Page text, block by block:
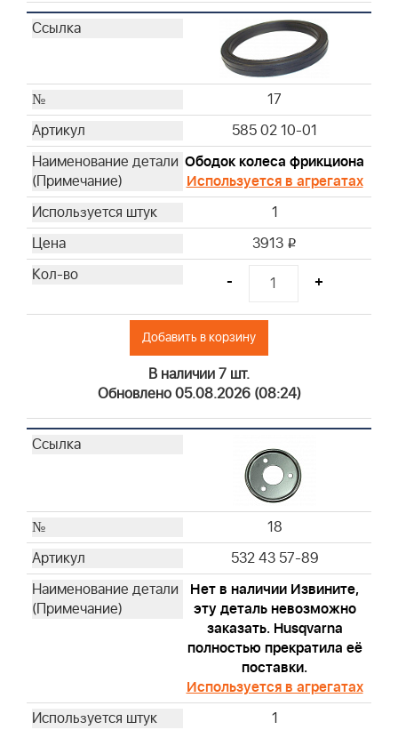
17
585 02 10-01
Ободок колеса фрикциона
Используется в агрегатах
1
3913 i
- +
Добавить в корзину
В наличии 7 шт.
Обновлено 05.08.2026 (08:24)
18
532 43 57-89
Нет в наличии Извините,
эту деталь невозможно
заказать. Husqvarna
полностью прекратила её
поставки.
Используется в агрегатах
1